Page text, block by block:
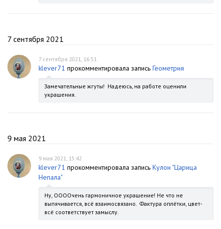
7 сентября 2021
7 сентября 2021, 16:51
klever71 прокомментировала запись Геометрия
Замечательные жгуты! Надеюсь, на работе оценили
украшения.
9 мая 2021
9 мая 2021, 15:42
klever71 прокомментировала запись Кулон "Царица
Непала"
Ну, ООООчень гармоничное украшение! Не что не
выпячивается, всё взаимосвязано. Фактура оплётки, цвет-
всё соответствует замыслу.